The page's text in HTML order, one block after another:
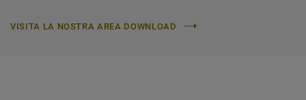
VISITA LA NOSTRA AREA DOWNLOAD